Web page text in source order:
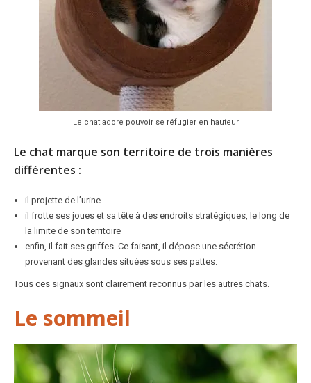
Le chat adore pouvoir se réfugier en hauteur
Le chat marque son territoire de trois manières
différentes :
il projette de l’urine
il frotte ses joues et sa tête à des endroits stratégiques, le long de
la limite de son territoire
enfin, il fait ses griffes. Ce faisant, il dépose une sécrétion
provenant des glandes situées sous ses pattes.
Tous ces signaux sont clairement reconnus par les autres chats.
Le sommeil